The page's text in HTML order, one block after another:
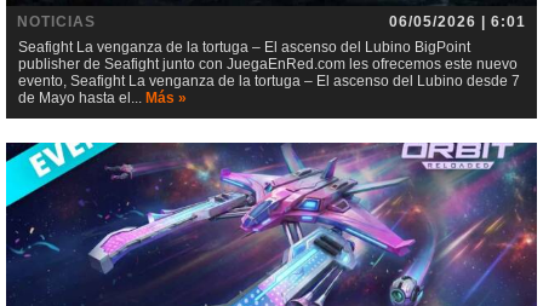
NOTICIAS
06/05/2026 | 6:01
Seafight La venganza de la tortuga – El ascenso del Lubino BigPoint
publisher de Seafight junto con JuegaEnRed.com les ofrecemos este nuevo
evento, Seafight La venganza de la tortuga – El ascenso del Lubino desde 7
de Mayo hasta el... Más »